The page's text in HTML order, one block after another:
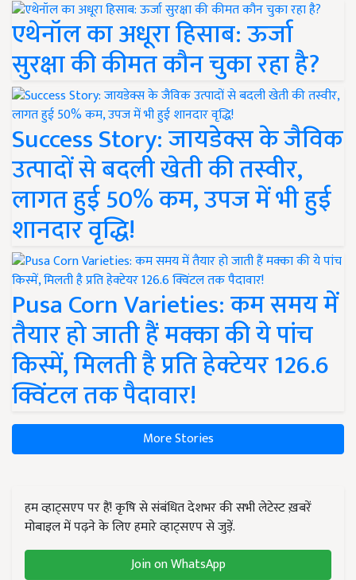
एथेनॉल का अधूरा हिसाब: ऊर्जा
सुरक्षा की कीमत कौन चुका रहा है?
Success Story: जायडेक्स के जैविक
उत्पादों से बदली खेती की तस्वीर,
लागत हुई 50% कम, उपज में भी हुई
शानदार वृद्धि!
Pusa Corn Varieties: कम समय में
तैयार हो जाती हैं मक्का की ये पांच
किस्में, मिलती है प्रति हेक्टेयर 126.6
क्विंटल तक पैदावार!
More Stories
हम व्हाट्सएप पर हैं! कृषि से संबंधित देशभर की सभी लेटेस्ट ख़बरें
मोबाइल में पढ़ने के लिए हमारे व्हाट्सएप से जुड़ें.
Join on WhatsApp